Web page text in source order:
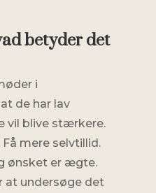
betyder det
i
de har lav
vil blive stærkere.
Få mere selvtillid.
ønsket er ægte.
at undersøge det